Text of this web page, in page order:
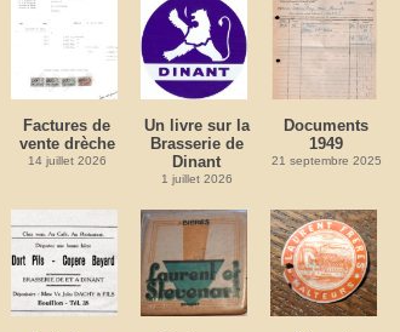
Factures de
vente drèche
14 juillet 2026
Un livre sur la
Brasserie de
Dinant
1 juillet 2026
Documents
1949
21 septembre 2025